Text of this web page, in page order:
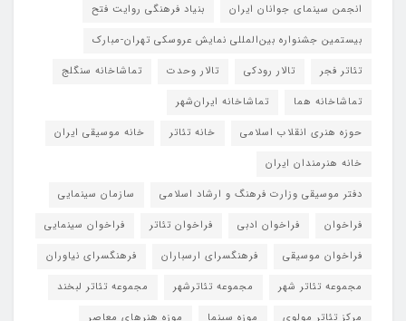
انجمن سینمای جوانان ایران
بنیاد فرهنگی روایت فتح
بیستمین جشنواره بین‌المللی نمایش عروسکی تهران-مبارک
تئاتر فجر
تالار رودکی تالار وحدت
تماشاخانه سنگلج
تماشاخانه هما
تماشاخانه‌ ایران‌شهر
حوزه هنری انقلاب اسلامی
خانه تئاتر
خانه موسیقی ایران
خانه هنرمندان ایران
دفتر موسیقی وزارت فرهنگ و ارشاد اسلامی
سازمان سینمایی
فراخوان
فراخوان ادبی فراخوان تئاتر
فراخوان سینمایی
فراخوان موسیقی
فرهنگسرای ارسباران
فرهنگسرای نیاوران
مجموعه تئاتر شهر
مجموعه تئاترشهر
مجموعه تئاتر لبخند
مرکز تئاتر مولوی
موزه سینما
موزه هنرهای معاصر